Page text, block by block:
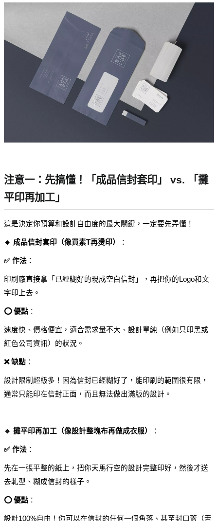
注意一：先搞懂！「成品信封套印」 vs. 「攤
平印再加工」
這是決定你預算和設計自由度的最大關鍵，一定要先弄懂！
🔹 成品信封套印（像買素T再燙印） ：
✅ 作法 ：
印刷廠直接拿「已經糊好的現成空白信封」，再把你的Logo和文
字印上去。
⭕ 優點 ：
速度快、價格便宜，適合需求量不大、設計單純（例如只印黑或
紅色公司資訊）的狀況。
❌ 缺點 ：
設計限制超級多！因為信封已經糊好了，能印刷的範圍很有限，
通常只能印在信封正面，而且無法做出滿版的設計。
🔹 攤平印再加工（像設計整塊布再做成衣服） ：
✅ 作法 ：
先在一張平整的紙上，把你天馬行空的設計完整印好，然後才送
去軋型、糊成信封的樣子。
⭕ 優點 ：
設計100%自由！你可以在信封的任何一個角落、甚至封口蓋（舌